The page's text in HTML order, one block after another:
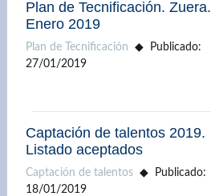
Plan de Tecnificación. Zuera.
Enero 2019
Plan de Tecnificación
Publicado:
27/01/2019
Captación de talentos 2019.
Listado aceptados
Captación de talentos
Publicado:
18/01/2019